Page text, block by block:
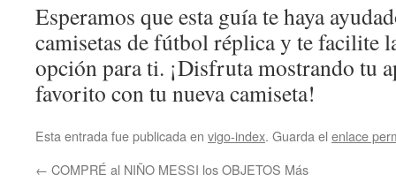
Esperamos que esta guía te haya
camisetas de fútbol réplica y te facilite
opción para ti. ¡Disfruta mostrando tu
favorito con tu nueva camiseta!
Esta entrada fue publicada en vigo-index. Guarda el enlace
← COMPRÉ al NIÑO MESSI los OBJETOS Más